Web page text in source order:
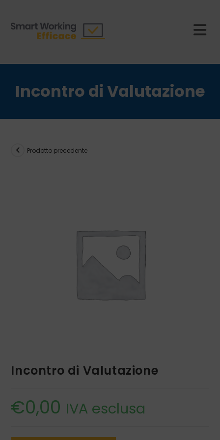
contenuto
Incontro di Valutazione
Prodotto precedente
Incontro di Valutazione
€0,00 IVA esclusa